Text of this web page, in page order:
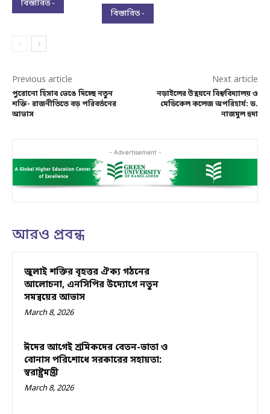
বিস্তারিত -
বিস্তারিত -
Previous article
পুরোনো হিসাব ভেঙে দিচ্ছে নতুন
শক্তি- রাজনীতিতে বড় পরিবর্তনের
আভাস
Next article
নড়াইলের উন্নয়নে বিশ্ববিদ্যালয় ও
মেডিকেল কলেজ অপরিহার্য: ড.
নাজমুল হুদা
- Advertisement -
আরও প্রবন্ধ
জুলাই শক্তির বৃহত্তর ঐক্য গঠনের
আলোচনা, এনসিপির উদ্যোগে নতুন
সমন্বয়ের আভাস
March 8, 2026
ঈদের আগেই শ্রমিকদের বেতন-ভাতা ও
বোনাস পরিশোধে সরকারের সহায়তা:
স্বরাষ্ট্রমন্ত্রী
March 8, 2026